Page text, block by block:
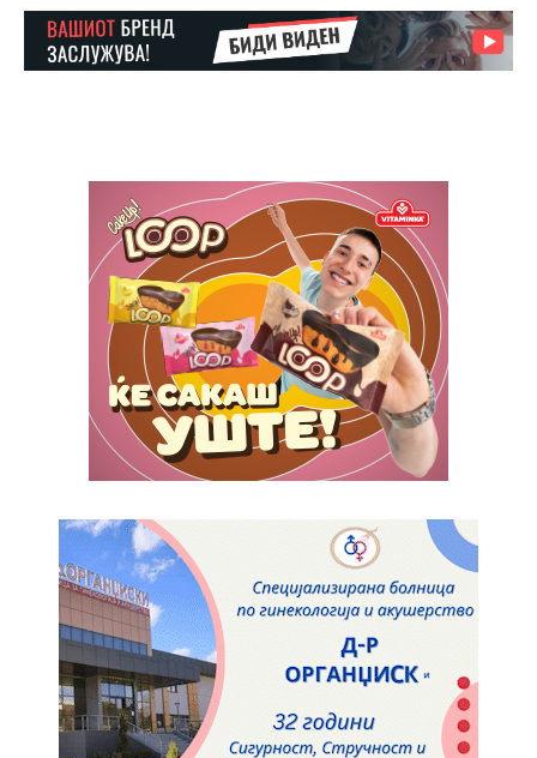
Ut mollis pellentesque tortor
Nullam eu erat condimentum
Donec quis est ac felis
100 / yearplaceholder text
ИЗБЕРЕТЕ ПЛАН
Full member access:
Praesent euismod ac
Ut mollis pellentesque tortor
Nullam eu erat condimentum
Donec quis est ac felis
Orci varius natoque dolor
Yearly pricing